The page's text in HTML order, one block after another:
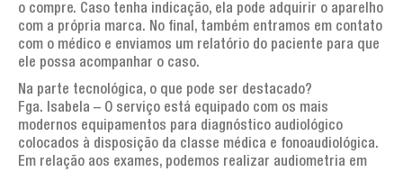
o compre. Caso tenha indicação, ela pode adquirir o aparelho
com a própria marca. No final, também entramos em contato
com o médico e enviamos um relatório do paciente para que
ele possa acompanhar o caso.
Na parte tecnológica, o que pode ser destacado?
Fga. Isabela – O serviço está equipado com os mais
modernos equipamentos para diagnóstico audiológico
colocados à disposição da classe médica e fonoaudiológica.
Em relação aos exames, podemos realizar audiometria em